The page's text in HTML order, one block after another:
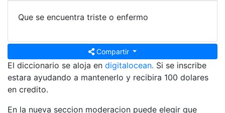
Que se encuentra triste o enfermo
Compartir
El diccionario se aloja en digitalocean. Si se inscribe
estara ayudando a mantenerlo y recibira 100 dolares
en credito.
En la nueva seccion moderacion puede elegir que